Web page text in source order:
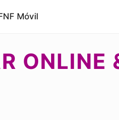
Móvil
ONLINE